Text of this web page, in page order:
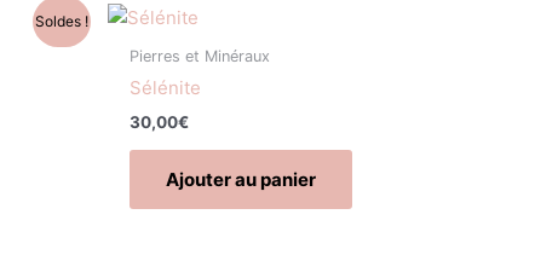
Soldes !
Pierres et Minéraux
Sélénite
30,00€
Ajouter au panier